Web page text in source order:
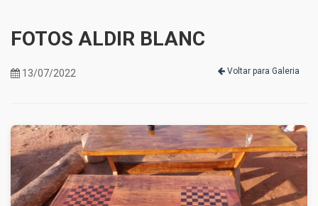
FOTOS ALDIR BLANC
13/07/2022 Voltar para Galeria